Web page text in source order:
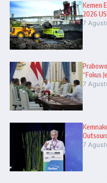
Kemen
2026
7
“Fokus
7
7